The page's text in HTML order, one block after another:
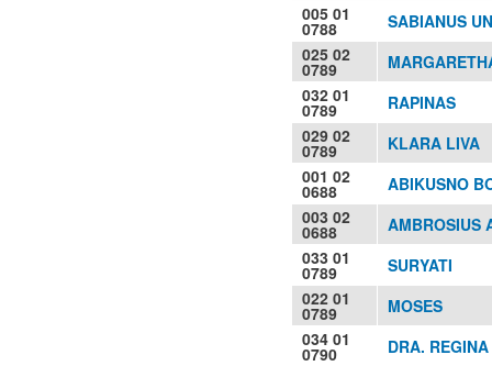
005 01
0788
SABIANUS
025 02
0789
032 01
0789
RAPINAS
029 02
0789
KLARA LIVA
001 02
0688
ABIKUSNO
003 02
0688
AMBROSIUS
033 01
0789
SURYATI
022 01
0789
MOSES
034 01
0790
DRA.